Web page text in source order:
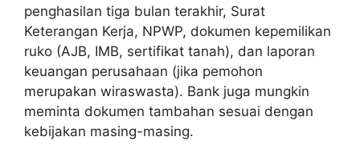
penghasilan tiga bulan terakhir, Surat
Keterangan Kerja, NPWP, dokumen kepemilikan
ruko (AJB, IMB, sertifikat tanah), dan laporan
keuangan perusahaan (jika pemohon
merupakan wiraswasta). Bank juga mungkin
meminta dokumen tambahan sesuai dengan
kebijakan masing-masing.